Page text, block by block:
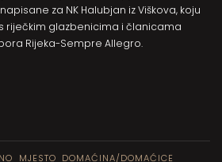
za NK Halubjan iz Viškova, koju
riječkim glazbenicima i članicama
Rijeka-Sempre Allegro.
MJESTO DOMAĆINA/DOMAĆICE